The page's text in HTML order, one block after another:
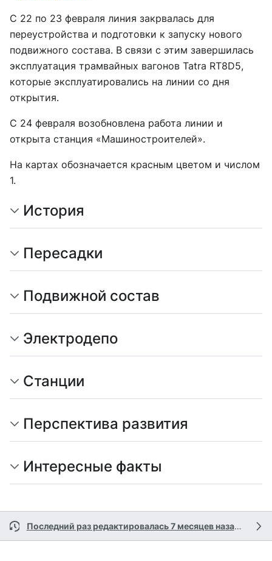
С 22 по 23 февраля линия закрвалась для
переустройства и подготовки к запуску нового
подвижного состава. В связи с этим завершилась
эксплуатация трамвайных вагонов Tatra RT8D5,
которые эксплуатировались на линии со дня
открытия.
C 24 февраля возобновлена работа линии и
открыта станция «Машиностроителей».
На картах обозначается красным цветом и числом
1.
История
Пересадки
Подвижной состав
Электродепо
Станции
Перспектива развития
Интересные факты
Последний раз редактировалась 7 месяцев назад